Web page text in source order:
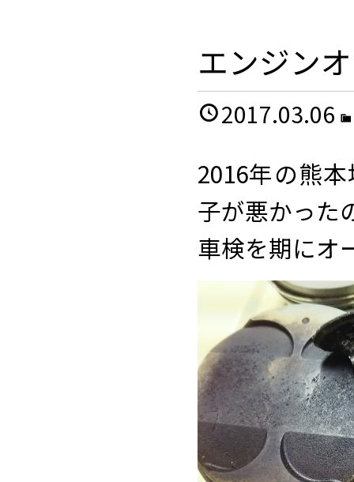
エンジン
2017.03.06
2016年の熊
子が悪かった
車検を期にオ